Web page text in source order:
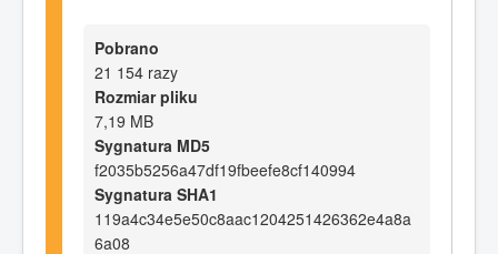
Pobrano
21 154 razy
Rozmiar pliku
7,19 MB
Sygnatura MD5
f2035b5256a47df19fbeefe8cf140994
Sygnatura SHA1
119a4c34e5e50c8aac1204251426362e4a8a
6a08